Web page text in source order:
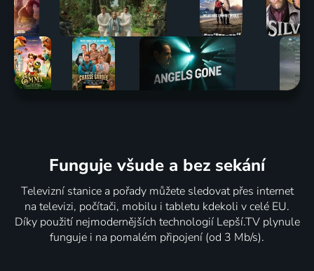
Funguje všude a bez sekání
Televizní stanice a pořady můžete sledovat přes internet
na televizi, počítači, mobilu i tabletu kdekoli v celé EU.
Díky použití nejmodernějších technologií Lepší.TV plynule
funguje i na pomalém připojení (od 3 Mb/s).